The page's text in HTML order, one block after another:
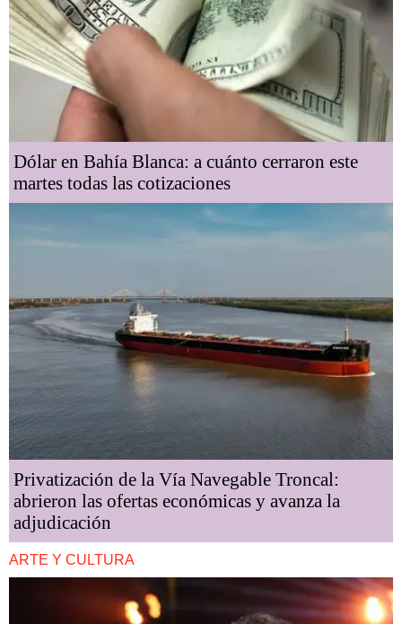
Dólar en Bahía Blanca: a cuánto cerraron este
martes todas las cotizaciones
Privatización de la Vía Navegable Troncal:
abrieron las ofertas económicas y avanza la
adjudicación
ARTE Y CULTURA